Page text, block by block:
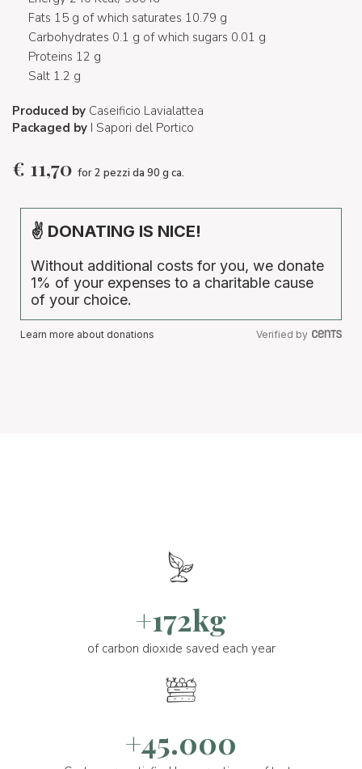
Fats 15 g of which saturates 10.79 g
Carbohydrates 0.1 g of which sugars 0.01 g
Proteins 12 g
Salt 1.2 g
Produced by Caseificio Lavialattea
Packaged by I Sapori del Portico
€ 11,70 for 2 pezzi da 90 g ca.
✌ DONATING IS NICE!
Without additional costs for you, we donate
1% of your expenses to a charitable cause
of your choice.
Learn more about donations Verified by
+172kg
of carbon dioxide saved each year
+45.000